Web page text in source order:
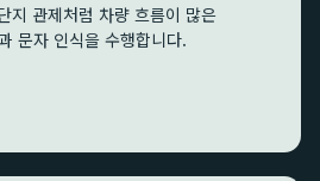
지 관제처럼 차량 흐름이 많은
문자 인식을 수행합니다.